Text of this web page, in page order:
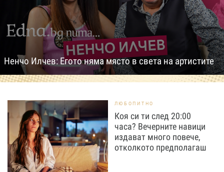
Ненчо Илчев: Егото няма място в света на артистите
ЛЮБОПИТНО
Коя си ти след 20:00
часа? Вечерните навици
издават много повече,
отколкото предполагаш